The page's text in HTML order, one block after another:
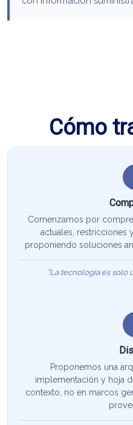
Cómo
Comenzamos por
actuales, restricciones
proponiendo soluciones
"La tecnología es solo
Proponemos una
implementación y hoja
contexto, no en marcos